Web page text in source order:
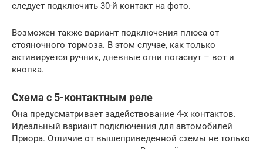
следует подключить 30-й контакт на фото.
Возможен также вариант подключения плюса от
стояночного тормоза. В этом случае, как только
активируется ручник, дневные огни погаснут – вот и
кнопка.
Схема с 5-контактным реле
Она предусматривает задействование 4-х контактов.
Идеальный вариант подключения для автомобилей
Приора. Отличие от вышеприведенной схемы не только